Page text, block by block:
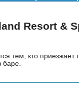
Resort &
тем, кто приезжает
баре.